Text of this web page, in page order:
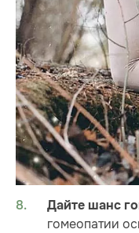
Дайте шанс
гомеопатии